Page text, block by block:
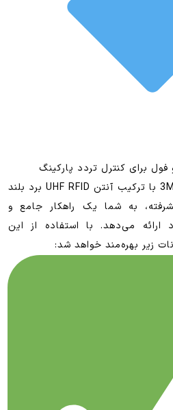
برای کنترل تردد پارکینگ
محصول تریما پارک 3MA-Park با ترکیب آنتن UHF RFID برد بلند
به شما یک راهکار جامع و
ارائه می‌دهد. با استفاده از این
زیر بهره‌مند خواهد شد: